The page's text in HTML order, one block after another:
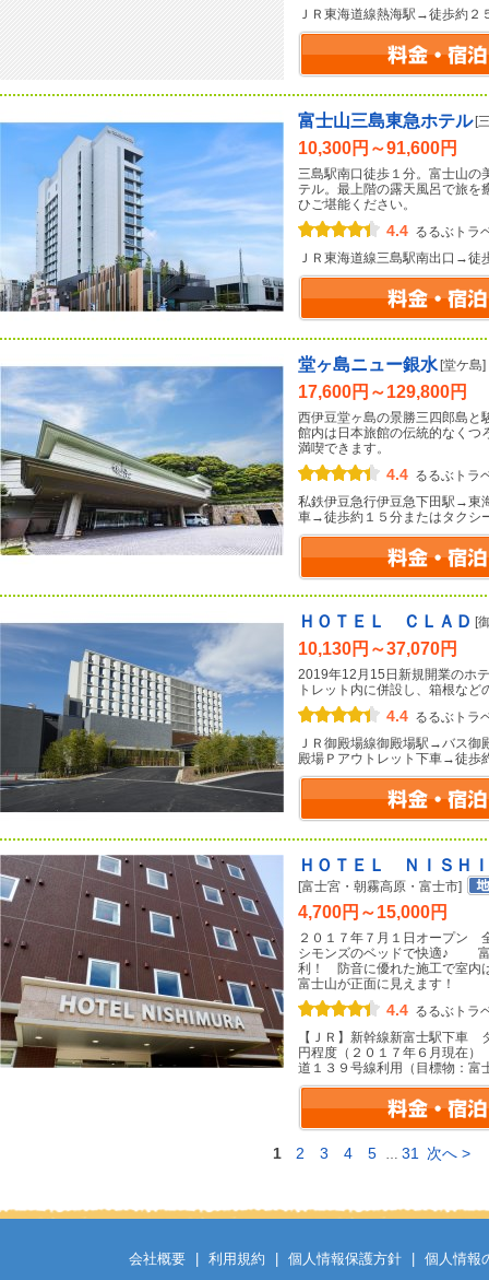
ＪＲ東海道線熱海駅→徒歩約２
富士山三島東急ホテル [
10,300円～91,600円
三島駅南口徒歩１分。富士山の
テル。最上階の露天風呂で旅を
ひご堪能ください。
4.4 るるぶトラ
ＪＲ東海道線三島駅南出口→徒
堂ヶ島ニュー銀水 [堂ケ島]
17,600円～129,800円
西伊豆堂ヶ島の景勝三四郎島と
館内は日本旅館の伝統的なくつ
満喫できます。
4.4 るるぶトラ
私鉄伊豆急行伊豆急下田駅→東
車→徒歩約１５分またはタクシ
ＨＯＴＥＬ ＣＬＡＤ [
10,130円～37,070円
2019年12月15日新規開業のホ
トレット内に併設し、箱根な
4.4 るるぶトラ
ＪＲ御殿場線御殿場駅→バス御
殿場Ｐアウトレット下車→徒歩
ＨＯＴＥＬ ＮＩＳＨ
[富士宮・朝霧高原・富士市]
4,700円～15,000円
２０１７年７月１日オープン
シモンズのベッドで快適♪ 富
利！ 防音に優れた施工で室内
富士山が正面に見えます！
4.4 るるぶトラ
【ＪＲ】新幹線新富士駅下車
円程度（２０１７年６月現在
道１３９号線利用（目標物：富
1 2 3 4 5 … 31 次へ >
会社概要 利用規約 個人情報保護方針
個人情報